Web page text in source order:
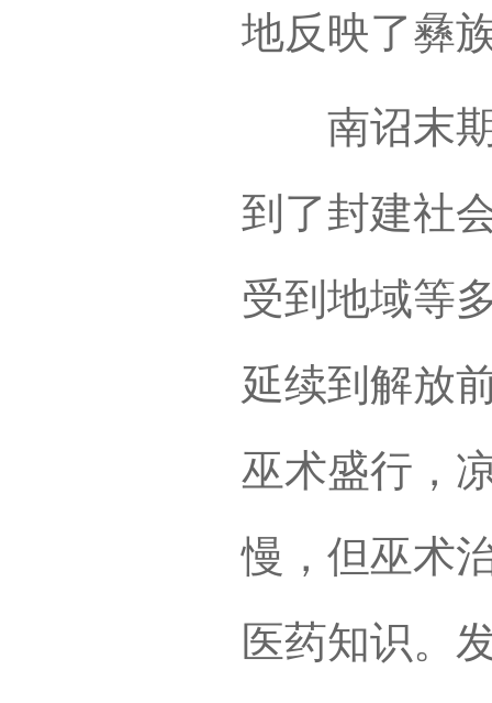
地反映了彝
南诏末期
到了封建社
受到地域等
延续到解放
巫术盛行，
慢，但巫术
医药知识。